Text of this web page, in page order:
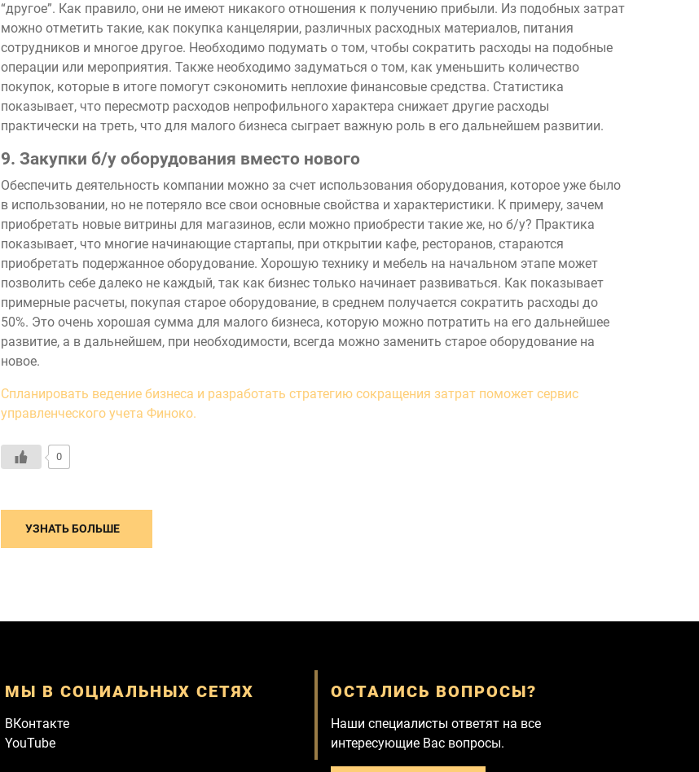
“другое”. Как правило, они не имеют никакого отношения к получению прибыли. Из подобных затрат
можно отметить такие, как покупка канцелярии, различных расходных материалов, питания
сотрудников и многое другое. Необходимо подумать о том, чтобы сократить расходы на подобные
операции или мероприятия. Также необходимо задуматься о том, как уменьшить количество
покупок, которые в итоге помогут сэкономить неплохие финансовые средства. Статистика
показывает, что пересмотр расходов непрофильного характера снижает другие расходы
практически на треть, что для малого бизнеса сыграет важную роль в его дальнейшем развитии.
9. Закупки б/у оборудования вместо нового
Обеспечить деятельность компании можно за счет использования оборудования, которое уже было
в использовании, но не потеряло все свои основные свойства и характеристики. К примеру, зачем
приобретать новые витрины для магазинов, если можно приобрести такие же, но б/у? Практика
показывает, что многие начинающие стартапы, при открытии кафе, ресторанов, стараются
приобретать подержанное оборудование. Хорошую технику и мебель на начальном этапе может
позволить себе далеко не каждый, так как бизнес только начинает развиваться. Как показывает
примерные расчеты, покупая старое оборудование, в среднем получается сократить расходы до
50%. Это очень хорошая сумма для малого бизнеса, которую можно потратить на его дальнейшее
развитие, а в дальнейшем, при необходимости, всегда можно заменить старое оборудование на
новое.
Спланировать ведение бизнеса и разработать стратегию сокращения затрат поможет сервис
управленческого учета Финоко.
0
УЗНАТЬ БОЛЬШЕ
МЫ В СОЦИАЛЬНЫХ СЕТЯХ
ВКонтакте
YouTube
ОСТАЛИСЬ ВОПРОСЫ?
Наши специалисты ответят на все
интересующие Вас вопросы.